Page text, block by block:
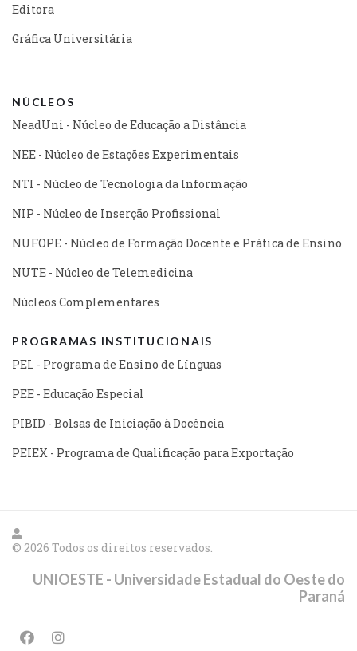
Editora
Gráfica Universitária
NÚCLEOS
NeadUni - Núcleo de Educação a Distância
NEE - Núcleo de Estações Experimentais
NTI - Núcleo de Tecnologia da Informação
NIP - Núcleo de Inserção Profissional
NUFOPE - Núcleo de Formação Docente e Prática de Ensino
NUTE - Núcleo de Telemedicina
Núcleos Complementares
PROGRAMAS INSTITUCIONAIS
PEL - Programa de Ensino de Línguas
PEE - Educação Especial
PIBID - Bolsas de Iniciação à Docência
PEIEX - Programa de Qualificação para Exportação
© 2026 Todos os direitos reservados.
UNIOESTE - Universidade Estadual do Oeste do
Paraná